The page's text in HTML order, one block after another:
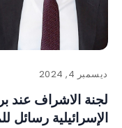
ديسمبر 4, 2024
لجنة الاشراف عند
الإسرائيلية رسائل